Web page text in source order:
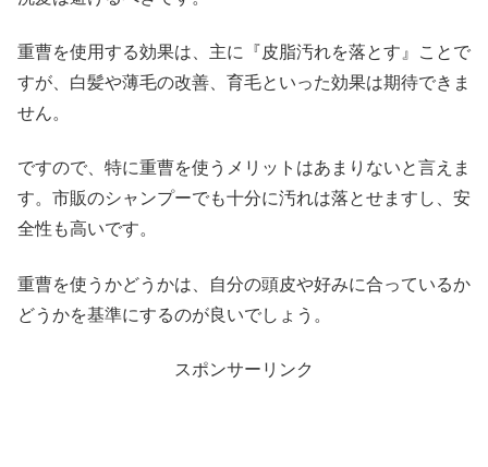
重曹を使用する効果は、主に『皮脂汚れを落とす』ことで
すが、白髪や薄毛の改善、育毛といった効果は期待できま
せん。
ですので、特に重曹を使うメリットはあまりないと言えま
す。市販のシャンプーでも十分に汚れは落とせますし、安
全性も高いです。
重曹を使うかどうかは、自分の頭皮や好みに合っているか
どうかを基準にするのが良いでしょう。
スポンサーリンク